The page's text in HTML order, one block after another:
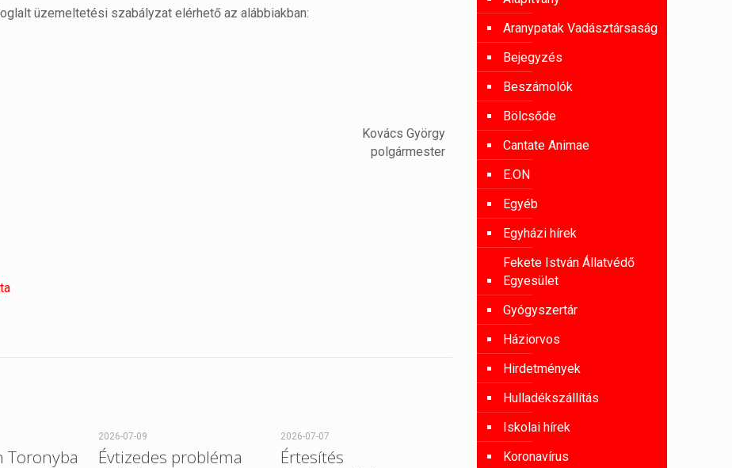
üzemeltetési szabályzat elérhető az alábbiakban:
Kovács György
polgármester
Toronyba
2026-07-09
Évtizedes probléma
2026-07-07
Értesítés
Aranypatak Vadásztársaság
Bejegyzés
Beszámolók
Bölcsőde
Cantate Animae
E.ON
Egyéb
Egyházi hírek
Fekete István Állatvédő
Egyesület
Gyógyszertár
Háziorvos
Hirdetmények
Hulladékszállítás
Iskolai hírek
Koronavírus